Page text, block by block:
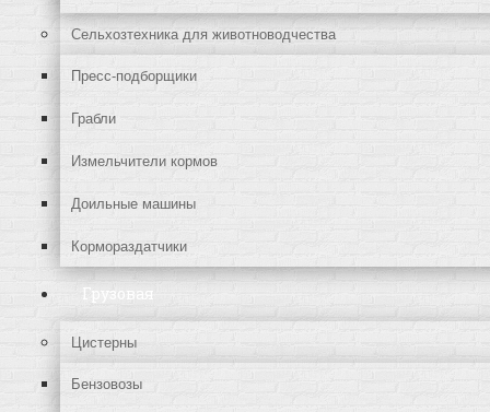
Сельхозтехника для животноводчества
Пресс-подборщики
Грабли
Измельчители кормов
Доильные машины
Кормораздатчики
Грузовая
Цистерны
Бензовозы